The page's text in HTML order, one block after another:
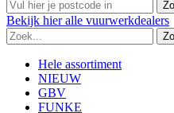
Bekijk hieralle vuurwerkdealers
Hele assortiment
NIEUW
GBV
FUNKE